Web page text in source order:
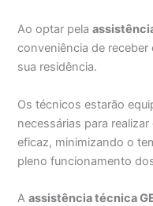
Ao optar pela
conveniência de
sua residência.
Os técnicos estarão
necessárias para
eficaz, minimizando o
pleno funcionamento
Aassistência técnica